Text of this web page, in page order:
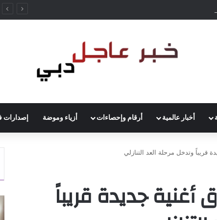
أخبار عالمية أرقام وإحصاءات أزياء وموضة إصدارات
قريباً وتدخل مرحلة العد التنازلي
أغنية جديدة قريباً